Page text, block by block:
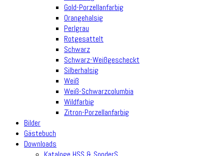
Gold-Porzellanfarbig
Orangehalsig
Perlgrau
Rotgesattelt
Schwarz
Schwarz-Weißgescheckt
Silberhalsig
Weiß
Weiß-Schwarzcolumbia
Wildfarbig
Zitron-Porzellanfarbig
Bilder
Gästebuch
Downloads